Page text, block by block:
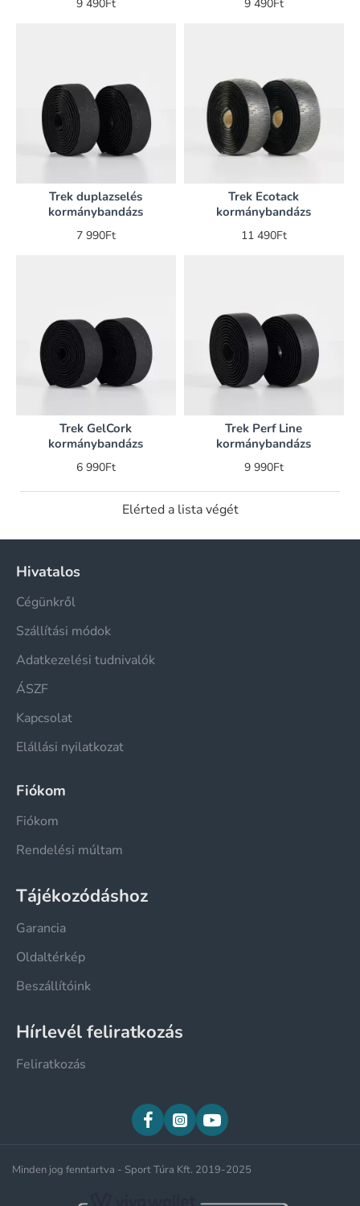
9 490Ft 9 490Ft
Trek duplazselés
kormánybandázs
7 990Ft
Trek Ecotack
kormánybandázs
11 490Ft
Trek GelCork
kormánybandázs
6 990Ft
Trek Perf Line
kormánybandázs
9 990Ft
Elérted a lista végét
Hivatalos
Cégünkről
Szállítási módok
Adatkezelési tudnivalók
ÁSZF
Kapcsolat
Elállási nyilatkozat
Fiókom
Fiókom
Rendelési múltam
Tájékozódáshoz
Garancia
Oldaltérkép
Beszállítóink
Hírlevél feliratkozás
Feliratkozás
Minden jog fenntartva - Sport Túra Kft. 2019-2025